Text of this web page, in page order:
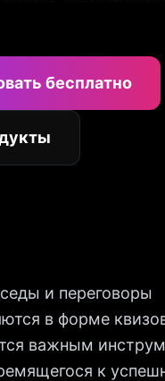
бесплатно
и переговоры
в форме
важным
к